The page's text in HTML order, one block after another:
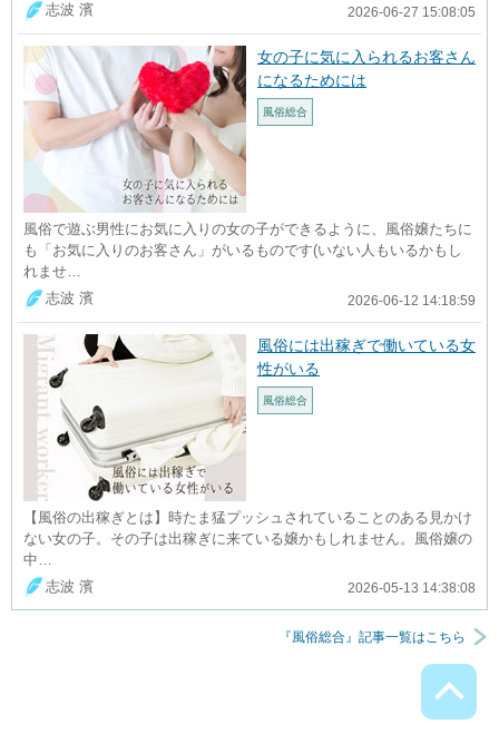
志波 濱
2026-06-27 15:08:05
女の子に気に入られるお客さん
になるためには
風俗総合
風俗で遊ぶ男性にお気に入りの女の子ができるように、風俗嬢たちに
も「お気に入りのお客さん」がいるものです(いない人もいるかもし
れませ…
志波 濱
2026-06-12 14:18:59
風俗には出稼ぎで働いている女
性がいる
風俗総合
【風俗の出稼ぎとは】時たま猛プッシュされていることのある見かけ
ない女の子。その子は出稼ぎに来ている嬢かもしれません。風俗嬢の
中…
志波 濱
2026-05-13 14:38:08
『風俗総合』記事一覧はこちら